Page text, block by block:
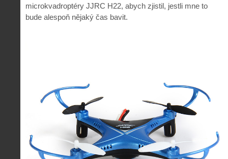
microkvadroptéry JJRC H22, abych zjistil, jestli mne to
bude alespoň nějaký čas bavit.